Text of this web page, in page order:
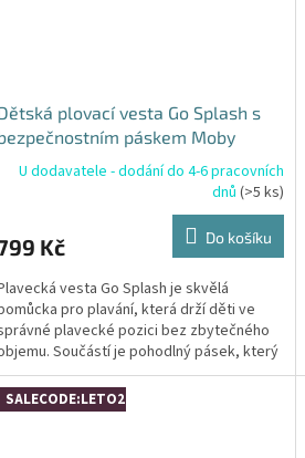
plovací vesta Go Splash s
páskem Moby
Anchor - 2-4 roky
U dodavatele - dodání do 4-6 pracovních
dnů (>5 ks)
Kč Do košíku
vesta Go Splash je skvělá
pro plavání, která drží děti ve
plavecké pozici bez zbytečného
Součástí je pohodlný pásek, který
vyjíždění...
SALECODE:LETO26:4:%